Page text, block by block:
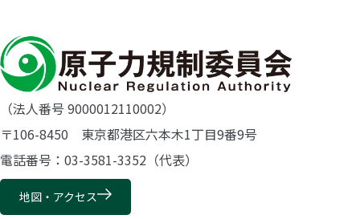
（法人番号 9000012110002）
〒106-8450 東京都港区六本木1丁目9番9号
電話番号：03-3581-3352（代表）
地図・アクセス